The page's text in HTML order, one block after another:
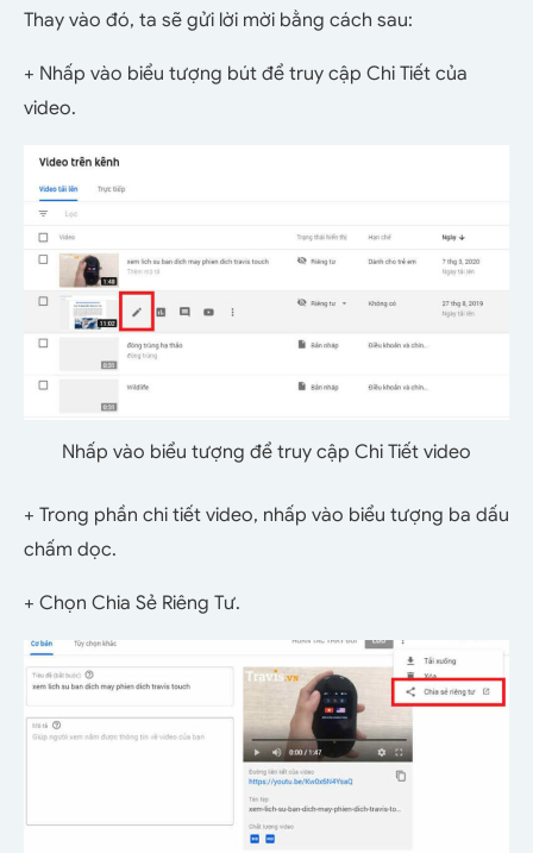
Thay vào đó, ta sẽ gửi lời mời bằng cách sau:
+ Nhấp vào biểu tượng bút để truy cập Chi Tiết của
video.
Nhấp vào biểu tượng để truy cập Chi Tiết video
+ Trong phần chi tiết video, nhấp vào biểu tượng ba dấu
chấm dọc.
+ Chọn Chia Sẻ Riêng Tư.